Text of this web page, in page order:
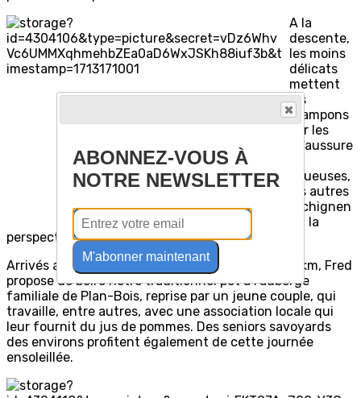
A la
descente,
les moins
délicats
mettent
les
crampons
sur les
chaussure
boueuses,
les autres
rechignen
t à la
perspective de leur nettoyage …
Arrivés au parking, après 580 m de dénivelé et 9 km, Fred
propose de boire notre traditionnel pot à l’auberge
familiale de Plan-Bois, reprise par un jeune couple, qui
travaille, entre autres, avec une association locale qui
leur fournit du jus de pommes. Des seniors savoyards
des environs profitent également de cette journée
ensoleillée.
ABONNEZ-VOUS À
NOTRE NEWSLETTER
M'abonner maintenant